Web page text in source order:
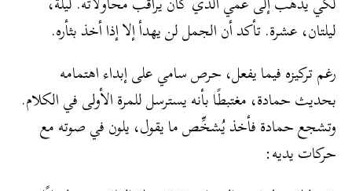
ليلتان، عشرة. تأكد أن الجمل لن يهدأ إلا إذا أخذ بثأره.
رغم تركيزه فيما يفعل، حرص سامي على إبداء اهتمامه
بحديث حمادة، مغتبطًا بأنه يسترسل للمرة الأولى في الكلام.
وتشجع حمادة فأخذ يُشخِّص ما يقول، يلون في صوته مع
حركات يديه: